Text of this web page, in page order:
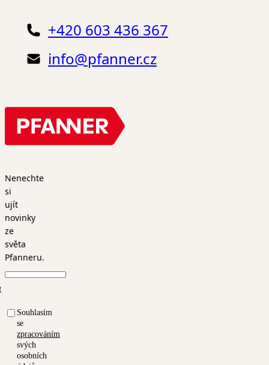
Nenechte
si
ujít
novinky
ze
světa
Pfanneru.
Souhlasím
se
zpracováním
svých
osobních
+420 603 436 367
info@pfanner.cz